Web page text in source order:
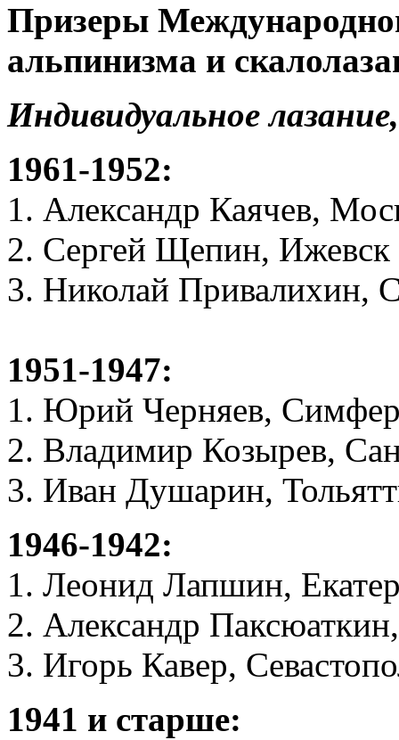
Призеры
альпинизма и
Индивидуальное
1961-1952:
1. Александр Каячев,
2. Сергей Щепин, Ижевск
3. Николай Привалихин,
1951-1947:
1. Юрий Черняев,
2. Владимир Козырев,
3. Иван Душарин,
1946-1942:
1. Леонид Лапшин,
2. Александр
3. Игорь Кавер,
1941 и старше: